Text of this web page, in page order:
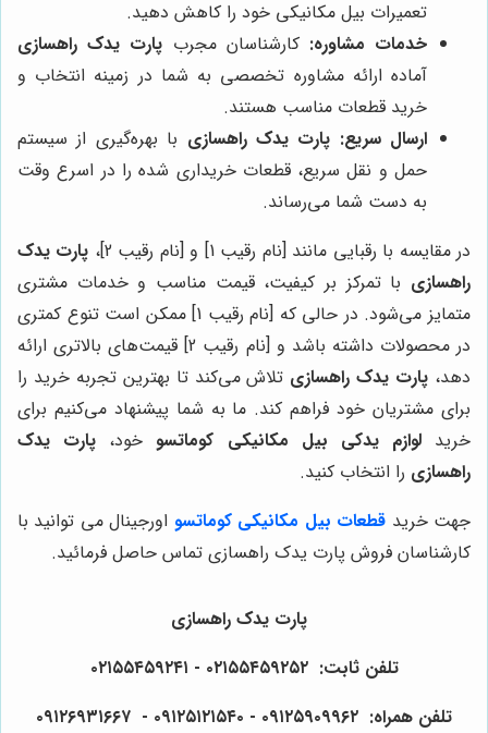
تعمیرات بیل مکانیکی خود را کاهش دهید.
خدمات مشاوره: کارشناسان مجرب پارت یدک راهسازی
آماده ارائه مشاوره تخصصی به شما در زمینه انتخاب و
خرید قطعات مناسب هستند.
ارسال سریع: پارت یدک راهسازی با بهره‌گیری از سیستم
حمل و نقل سریع، قطعات خریداری شده را در اسرع وقت
به دست شما می‌رساند.
در مقایسه با رقبایی مانند [نام رقیب 1] و [نام رقیب 2]،
پارت یدک
راهسازی با تمرکز بر کیفیت، قیمت مناسب و خدمات مشتری
متمایز می‌شود. در حالی که [نام رقیب 1] ممکن است تنوع کمتری
در محصولات داشته باشد و [نام رقیب 2] قیمت‌های بالاتری ارائه
دهد، پارت یدک راهسازی تلاش می‌کند تا بهترین تجربه خرید را
برای مشتریان خود فراهم کند. ما به شما پیشنهاد می‌کنیم برای
خریدلوازم یدکی بیل مکانیکی کوماتسو خود، پارت یدک
راهسازی را انتخاب کنید.
جهت خرید قطعات بیل مکانیکی کوماتسو اورجینال می توانید با
کارشناسان فروش پارت یدک راهسازی تماس حاصل فرمائید.
پارت یدک راهسازی
تلفن ثابت: ۰۲۱۵۵۴۵۹۲۵۲ - ۰۲۱۵۵۴۵۹۲۴۱
تلفن همراه: ۰۹۱۲۵۹۰۹۹۶۲ - ۰۹۱۲۵۱۲۱۵۴۰‌‌‌ - ۰۹۱۲۶۹۳۱۶۶۷